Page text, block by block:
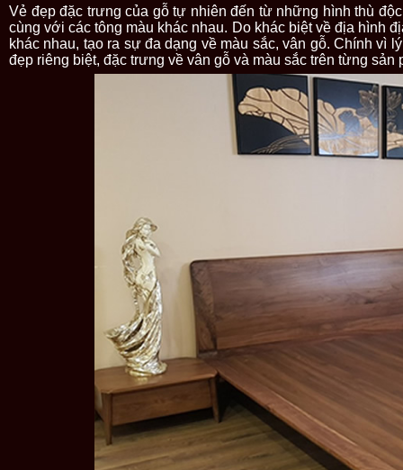
Vẻ đẹp đặc trưng của gỗ tự nhiên đến từ những hình thù
cùng với các tông màu khác nhau. Do khác biệt về địa hình
khác nhau, tạo ra sự đa dạng về màu sắc, vân gỗ. Chính vì
đẹp riêng biệt, đặc trưng về vân gỗ và màu sắc trên từng sản